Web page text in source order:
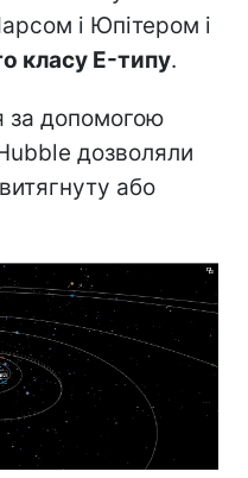
і Юпітером і
класу E-типу.
за допомогою
дозволяли
або